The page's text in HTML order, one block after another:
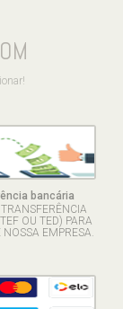
bancária
OU TED) PARA
EMPRESA.